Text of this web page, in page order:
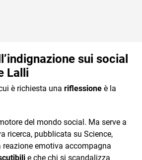
sui social
Lalli
è richiesta una riflessione è la
del mondo social. Ma serve a
ricerca, pubblicata su Science,
emotiva accompagna
e che chi si scandalizza